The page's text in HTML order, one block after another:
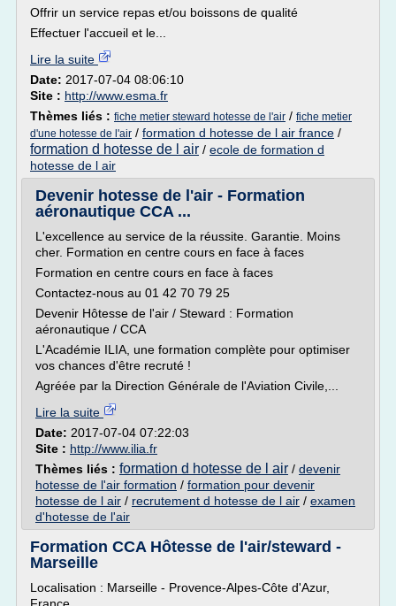
Offrir un service repas et/ou boissons de qualité
Effectuer l'accueil et le...
Lire la suite
Date: 2017-07-04 08:06:10
Site : http://www.esma.fr
Thèmes liés : fiche metier steward hotesse de l'air / fiche metier
d'une hotesse de l'air / formation d hotesse de l air france /
formation d hotesse de l air / ecole de formation d
hotesse de l air
Devenir hotesse de l'air - Formation
aéronautique CCA ...
L'excellence au service de la réussite. Garantie. Moins
cher. Formation en centre cours en face à faces
Formation en centre cours en face à faces
Contactez-nous au 01 42 70 79 25
Devenir Hôtesse de l'air / Steward : Formation
aéronautique / CCA
L'Académie ILIA, une formation complète pour optimiser
vos chances d'être recruté !
Agréée par la Direction Générale de l'Aviation Civile,...
Lire la suite
Date: 2017-07-04 07:22:03
Site : http://www.ilia.fr
Thèmes liés : formation d hotesse de l air / devenir
hotesse de l'air formation / formation pour devenir
hotesse de l air / recrutement d hotesse de l air / examen
d'hotesse de l'air
Formation CCA Hôtesse de l'air/steward -
Marseille
Localisation : Marseille - Provence-Alpes-Côte d'Azur,